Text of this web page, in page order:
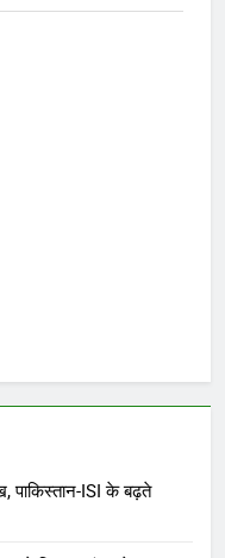
पाकिस्तान-ISI के बढ़ते